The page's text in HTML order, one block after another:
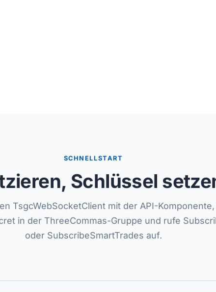
SCHNELLSTART
Schlüssel
TsgcWebSocketClient mit der API-
in der ThreeCommas-Gruppe und rufe
oder SubscribeSmartTrades auf.